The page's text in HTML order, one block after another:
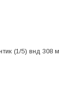
(1/5) внд 308 м